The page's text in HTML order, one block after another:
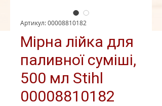
Артикул: 00008810182
Мірна лійка для
паливної суміші,
500 мл Stihl
00008810182